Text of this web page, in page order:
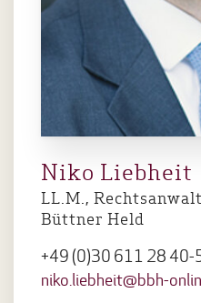
Niko Liebheit
LL.M.,
Büttner Held
+49 (0)30 611 28 40-
niko.liebheit@bbh-